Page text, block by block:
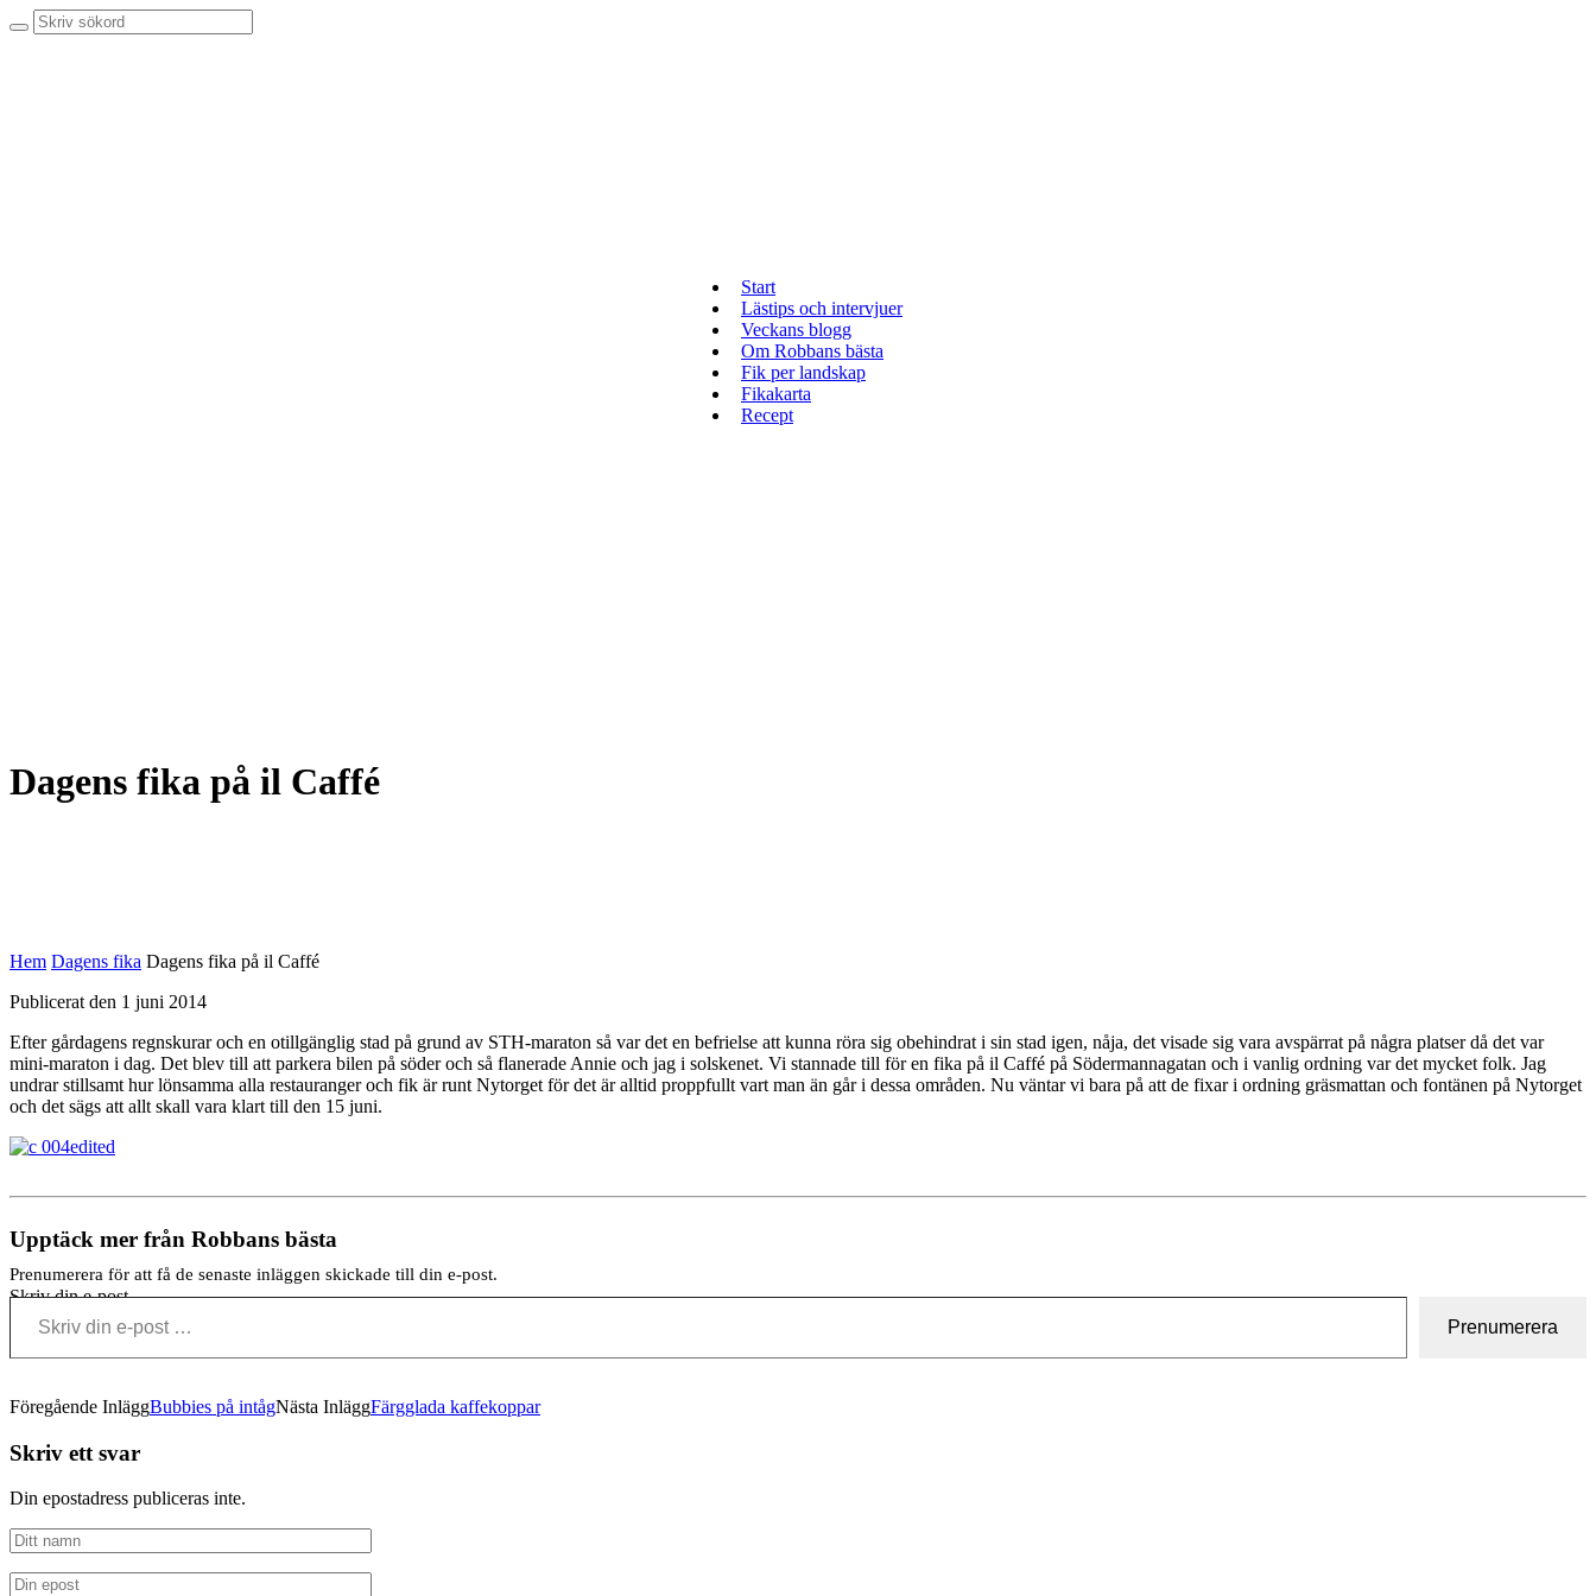
Start
Lästips och intervjuer
Veckans blogg
Om Robbans bästa
Fik per landskap
Fikakarta
Recept
Dagens fika på il Caffé
Hem Dagens fika Dagens fika på il Caffé
Publicerat den 1 juni 2014
Efter gårdagens regnskurar och en otillgänglig stad på grund av STH-maraton så var det en befrielse att kunna röra sig obehindrat i sin stad igen, nåja, det visade sig vara avspärrat på några platser då det var
mini-maraton i dag. Det blev till att parkera bilen på söder och så flanerade Annie och jag i solskenet. Vi stannade till för en fika på il Caffé på Södermannagatan och i vanlig ordning var det mycket folk. Jag
undrar stillsamt hur lönsamma alla restauranger och fik är runt Nytorget för det är alltid proppfullt vart man än går i dessa områden. Nu väntar vi bara på att de fixar i ordning gräsmattan och fontänen på Nytorget
och det sägs att allt skall vara klart till den 15 juni.
Upptäck mer från Robbans bästa
Prenumerera för att få de senaste inläggen skickade till din e-post.
Skriv din e-post …
Prenumerera
Föregående InläggBubbies på intågNästa InläggFärgglada kaffekoppar
Skriv ett svar
Din epostadress publiceras inte.